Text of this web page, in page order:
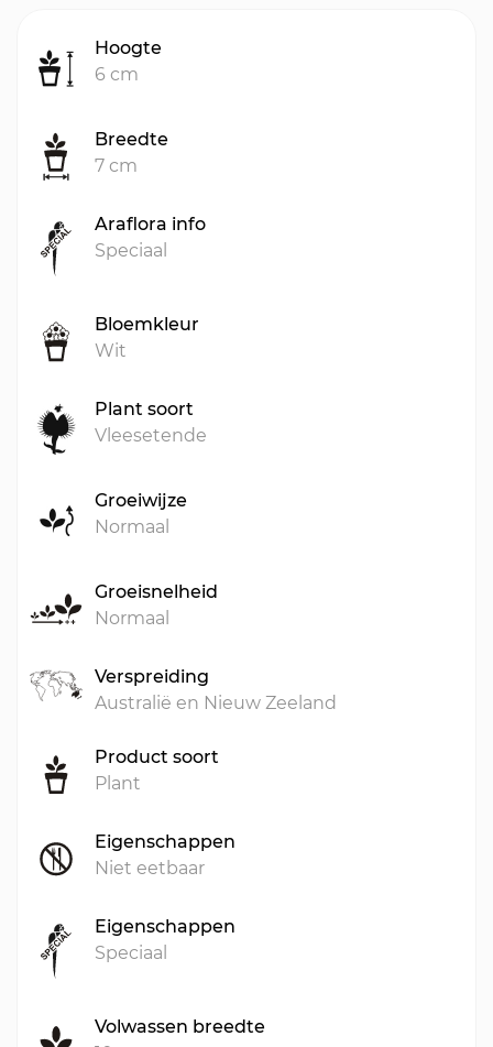
Hoogte
6 cm
Breedte
7 cm
Araflora info
Speciaal
Bloemkleur
Wit
Plant soort
Vleesetende
Groeiwijze
Normaal
Groeisnelheid
Normaal
Verspreiding
Australië en Nieuw Zeeland
Product soort
Plant
Eigenschappen
Niet eetbaar
Eigenschappen
Speciaal
Volwassen breedte